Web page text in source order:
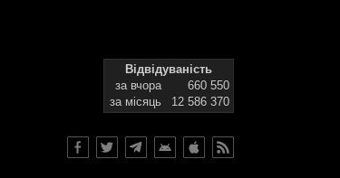
Відвідуваність
за вчора
660 550
за місяць
12 586 370